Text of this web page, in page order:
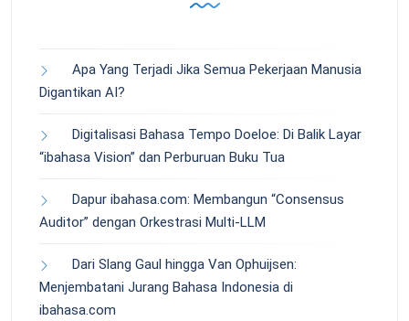
Apa Yang Terjadi Jika Semua Pekerjaan Manusia
Digantikan AI?
Digitalisasi Bahasa Tempo Doeloe: Di Balik Layar
“ibahasa Vision” dan Perburuan Buku Tua
Dapur ibahasa.com: Membangun “Consensus
Auditor” dengan Orkestrasi Multi-LLM
Dari Slang Gaul hingga Van Ophuijsen:
Menjembatani Jurang Bahasa Indonesia di
ibahasa.com